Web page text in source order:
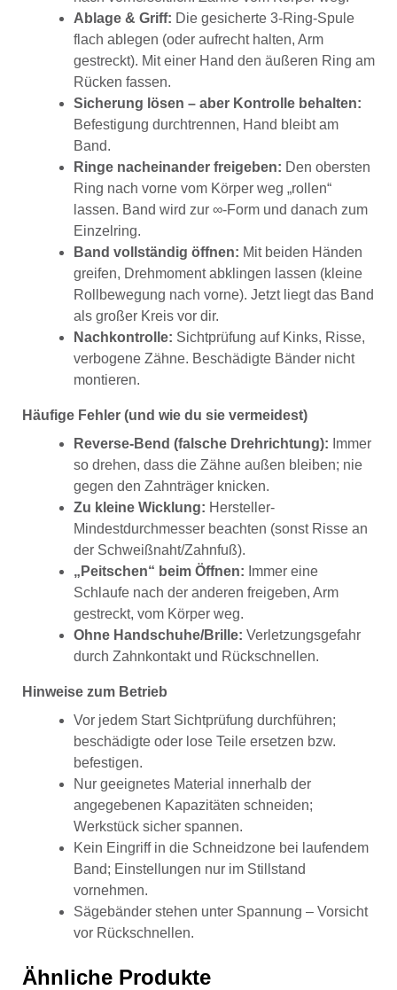
Ablage & Griff: Die gesicherte 3-Ring-Spule
flach ablegen (oder aufrecht halten, Arm
gestreckt). Mit einer Hand den äußeren Ring am
Rücken fassen.
Sicherung lösen – aber Kontrolle behalten:
Befestigung durchtrennen, Hand bleibt am
Band.
Ringe nacheinander freigeben: Den obersten
Ring nach vorne vom Körper weg „rollen“
lassen. Band wird zur ∞-Form und danach zum
Einzelring.
Band vollständig öffnen: Mit beiden Händen
greifen, Drehmoment abklingen lassen (kleine
Rollbewegung nach vorne). Jetzt liegt das Band
als großer Kreis vor dir.
Nachkontrolle: Sichtprüfung auf Kinks, Risse,
verbogene Zähne. Beschädigte Bänder nicht
montieren.
Häufige Fehler (und wie du sie vermeidest)
Reverse-Bend (falsche Drehrichtung): Immer
so drehen, dass die Zähne außen bleiben; nie
gegen den Zahnträger knicken.
Zu kleine Wicklung: Hersteller-
Mindestdurchmesser beachten (sonst Risse an
der Schweißnaht/Zahnfuß).
„Peitschen“ beim Öffnen: Immer eine
Schlaufe nach der anderen freigeben, Arm
gestreckt, vom Körper weg.
Ohne Handschuhe/Brille: Verletzungsgefahr
durch Zahnkontakt und Rückschnellen.
Hinweise zum Betrieb
Vor jedem Start Sichtprüfung durchführen;
beschädigte oder lose Teile ersetzen bzw.
befestigen.
Nur geeignetes Material innerhalb der
angegebenen Kapazitäten schneiden;
Werkstück sicher spannen.
Kein Eingriff in die Schneidzone bei laufendem
Band; Einstellungen nur im Stillstand
vornehmen.
Sägebänder stehen unter Spannung – Vorsicht
vor Rückschnellen.
Ähnliche Produkte